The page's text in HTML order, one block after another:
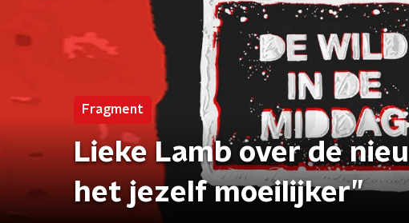
Fragment
Lieke Lamb over de
het jezelf moeilijker”